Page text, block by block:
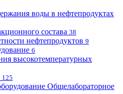
воды в нефтепродуктах
состава 38
нефтепродуктов 9
6
высокотемпературных
125
Общелабораторное